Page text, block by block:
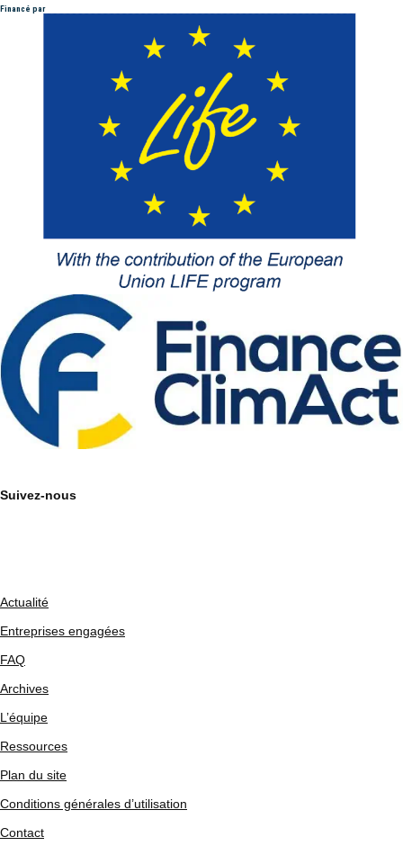
Financé par
Suivez-nous
Actualité
Entreprises engagées
FAQ
Archives
L’équipe
Ressources
Plan du site
Conditions générales d’utilisation
Contact